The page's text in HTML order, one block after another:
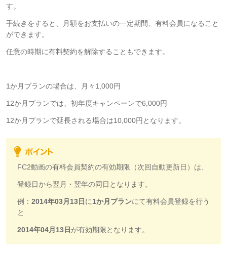
す。
手続きをすると、月額をお支払いの一定期間、有料会員になること
ができます。
任意の時期に有料契約を解除することもできます。
1か月プランの場合は、月々1,000円
12か月プランでは、初年度キャンペーンで6,000円
12か月プランで延長される場合は10,000円となります。
FC2動画の有料会員契約の有効期限（次回自動更新日）は、
登録日から翌月・翌年の同日となります。
例： 2014年03月13日 に1か月プランにて有料会員登録を行う
と
2014年04月13日 が有効期限となります。